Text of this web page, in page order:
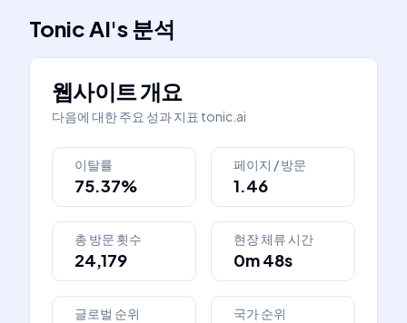
Tonic AI's분석
웹사이트 개요
다음에 대한 주요 성과 지표 tonic.ai
이탈률
75.37%
페이지 / 방문
1.46
총 방문 횟수
24,179
현장 체류 시간
0m 48s
글로벌 순위 국가 순위